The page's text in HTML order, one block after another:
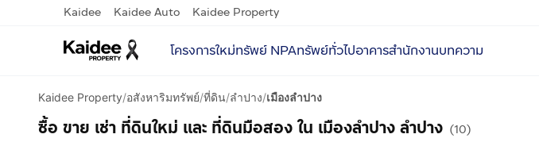
Kaidee Kaidee Auto Kaidee Property
โครงการใหม่ทรัพย์ NPAทรัพย์ทั่วไปอาคารสำนักงานบทความ
Kaidee Property/อสังหาริมทรัพย์/ที่ดิน/ลำปาง/เมืองลำปาง
ซื้อ ขาย เช่า ที่ดินใหม่ และ ที่ดินมือสอง ใน เมืองลำปาง ลำปาง (10)